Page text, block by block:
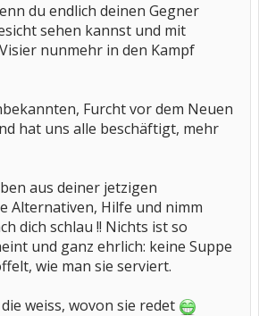
du endlich deinen Gegner
sehen kannst und mit
nunmehr in den Kampf
Furcht vor dem Neuen
hat uns alle beschäftigt, mehr
aus deiner jetzigen
Alternativen, Hilfe und nimm
dich schlau !! Nichts ist so
und ganz ehrlich: keine Suppe
wie man sie serviert.
weiss, wovon sie redet